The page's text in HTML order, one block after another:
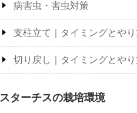
病害虫・害虫対策
支柱立て｜タイミングとや
切り戻し｜タイミングとや
スターチスの栽培環境